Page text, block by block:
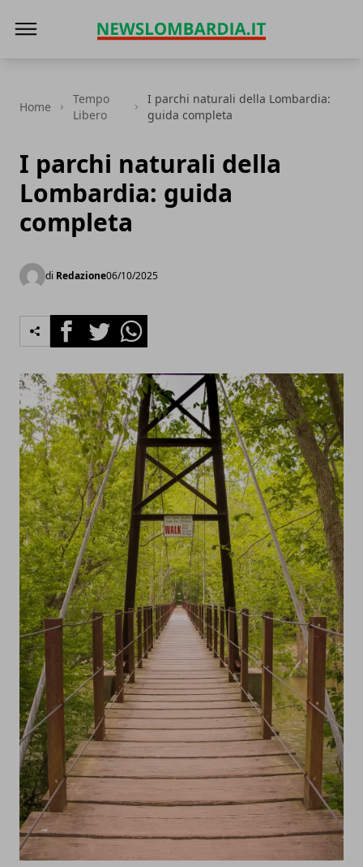
Home
Tempo
Libero
I parchi naturali della Lombardia:
guida completa
I parchi naturali della
Lombardia: guida
completa
di Redazione06/10/2025
FacebookTwitterWhatsapp